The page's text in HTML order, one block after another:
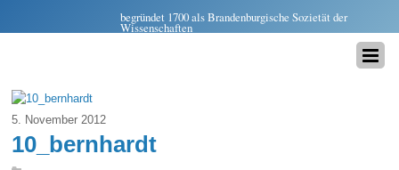
begründet 1700 als Brandenburgische Sozietät der
Wissenschaften
5. November 2012
10_bernhardt